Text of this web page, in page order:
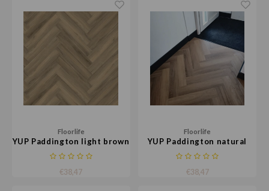
Floorlife
YUP Paddington light brown
€38,47
Floorlife
YUP Paddington natural
€38,47